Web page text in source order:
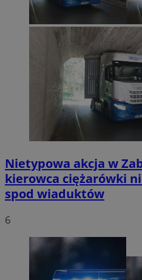
Nietypowa akcja w
kierowca ciężarówki
spod wiaduktów
6